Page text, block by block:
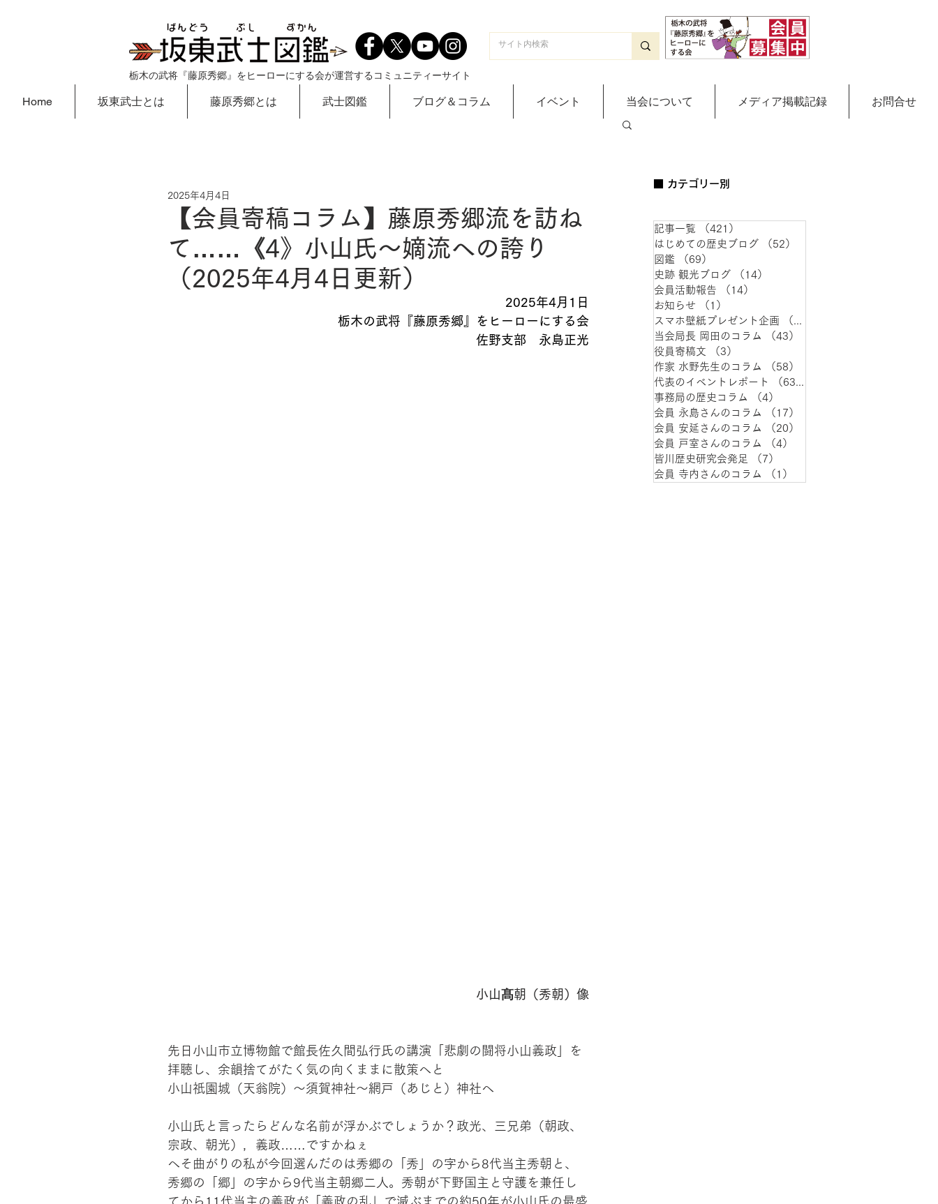
栃木の武将『藤原秀郷』をヒーローにする会が運営するコミュニティーサイト
Home 坂東武士とは 藤原秀郷とは 武士図鑑 ブログ＆コラム イベント 当会について メディア掲載記録 お問合せ
【会員寄稿コラム】藤原秀郷流を訪ね
て……《4》小山氏～嫡流への誇り
（2025年4月4日更新）
2025年4月4日
2025年4月1日
栃木の武将『藤原秀郷』をヒーローにする会
佐野支部　永島正光
小山髙朝（秀朝）像
先日小山市立博物館で館長佐久間弘行氏の講演「悲劇の闘将小山義政」を
拝聴し、余韻捨てがたく気の向くままに散策へと
小山祇園城（天翁院）～須賀神社～網戸（あじと）神社へ
小山氏と言ったらどんな名前が浮かぶでしょうか？政光、三兄弟（朝政、
宗政、朝光），義政……ですかねぇ
へそ曲がりの私が今回選んだのは秀郷の「秀」の字から8代当主秀朝と、
秀郷の「郷」の字から9代当主朝郷二人。秀朝が下野国主と守護を兼任し
てから11代当主の義政が「義政の乱」で滅ぶまでの約50年が小山氏の最盛
■ カテゴリー別
記事一覧 （421）
はじめての歴史ブログ
（52）
図鑑
（69）
史跡 観光ブログ
（14）
会員活動報告
（14）
お知らせ
（1）
スマホ壁紙プレゼント企画
（1）
当会局長 岡田のコラム
（43）
役員寄稿文
（3）
作家 水野先生のコラム
（58）
代表のイベントレポート
（63）
事務局の歴史コラム
（4）
会員 永島さんのコラム
（17）
会員 安延さんのコラム
（20）
会員 戸室さんのコラム
（4）
皆川歴史研究会発足
（7）
会員 寺内さんのコラム
（1）